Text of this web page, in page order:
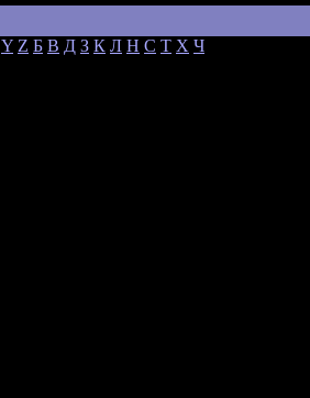
Y Z Б В Д З К Л Н С Т Х Ч